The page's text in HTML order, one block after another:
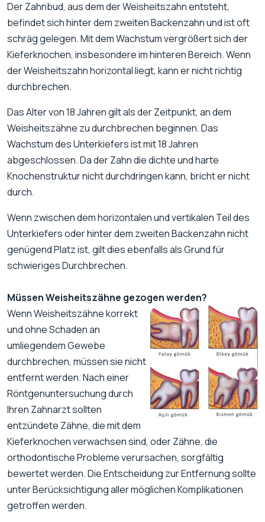
Der Zahnbud, aus dem der Weisheitszahn entsteht,
befindet sich hinter dem zweiten Backenzahn und ist oft
schräg gelegen. Mit dem Wachstum vergrößert sich der
Kieferknochen, insbesondere im hinteren Bereich. Wenn
der Weisheitszahn horizontal liegt, kann er nicht richtig
durchbrechen.
Das Alter von 18 Jahren gilt als der Zeitpunkt, an dem
Weisheitszähne zu durchbrechen beginnen. Das
Wachstum des Unterkiefers ist mit 18 Jahren
abgeschlossen. Da der Zahn die dichte und harte
Knochenstruktur nicht durchdringen kann, bricht er nicht
durch.
Wenn zwischen dem horizontalen und vertikalen Teil des
Unterkiefers oder hinter dem zweiten Backenzahn nicht
genügend Platz ist, gilt dies ebenfalls als Grund für
schwieriges Durchbrechen.
Müssen Weisheitszähne gezogen werden?
Wenn Weisheitszähne korrekt
und ohne Schaden an
umliegendem Gewebe
durchbrechen, müssen sie nicht
entfernt werden. Nach einer
Röntgenuntersuchung durch
Ihren Zahnarzt sollten
entzündete Zähne, die mit dem
Kieferknochen verwachsen sind, oder Zähne, die
orthodontische Probleme verursachen, sorgfältig
bewertet werden. Die Entscheidung zur Entfernung sollte
unter Berücksichtigung aller möglichen Komplikationen
getroffen werden.